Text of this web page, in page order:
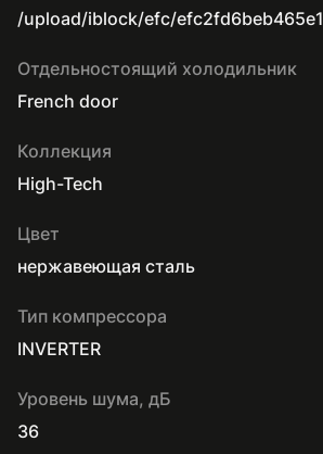
/upload/iblock/efc/
Отдельностоящий холодильник
French door
Коллекция
High-Tech
Цвет
нержавеющая сталь
Тип компрессора
INVERTER
Уровень шума, дБ
36